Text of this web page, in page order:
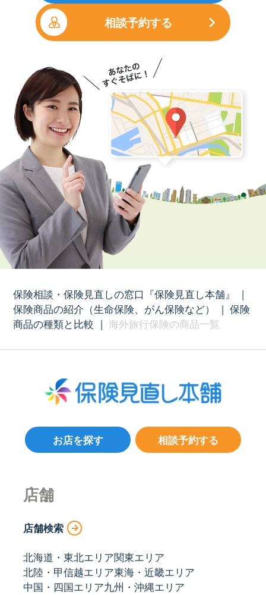
相談予約する
保険相談・保険見直しの窓口『保険見直し本舗』
|
保険商品の紹介（生命保険、がん保険など）
| 保険
商品の種類と比較 | 海外旅行保険の商品一覧
相談予約する
お店を探す
店舗
店舗検索
北海道・東北エリア関東エリア
北陸・甲信越エリア東海・近畿エリア
中国・四国エリア九州・沖縄エリア